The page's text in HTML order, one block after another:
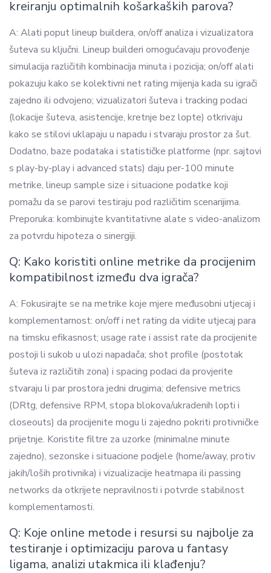
kreiranju optimalnih košarkaških parova?
A: Alati poput lineup buildera, on/off analiza i vizualizatora
šuteva su ključni. Lineup builderi omogućavaju provođenje
simulacija različitih kombinacija minuta i pozicija; on/off alati
pokazuju kako se kolektivni net rating mijenja kada su igrači
zajedno ili odvojeno; vizualizatori šuteva i tracking podaci
(lokacije šuteva, asistencije, kretnje bez lopte) otkrivaju
kako se stilovi uklapaju u napadu i stvaraju prostor za šut.
Dodatno, baze podataka i statističke platforme (npr. sajtovi
s play-by-play i advanced stats) daju per-100 minute
metrike, lineup sample size i situacione podatke koji
pomažu da se parovi testiraju pod različitim scenarijima.
Preporuka: kombinujte kvantitativne alate s video-analizom
za potvrdu hipoteza o sinergiji.
Q: Kako koristiti online metrike da procijenim
kompatibilnost između dva igrača?
A: Fokusirajte se na metrikе koje mjere međusobni utjecaj i
komplementarnost: on/off i net rating da vidite utjecaj para
na timsku efikasnost; usage rate i assist rate da procijenite
postoji li sukob u ulozi napadača; shot profile (postotak
šuteva iz različitih zona) i spacing podaci da provjerite
stvaraju li par prostora jedni drugima; defensive metrics
(DRtg, defensive RPM, stopa blokova/ukradenih lopti i
closeouts) da procijenite mogu li zajedno pokriti protivničke
prijetnje. Koristite filtre za uzorke (minimalne minute
zajedno), sezonske i situacione podjele (home/away, protiv
jakih/loših protivnika) i vizualizacije heatmapa ili passing
networks da otkrijete nepravilnosti i potvrde stabilnost
komplementarnosti.
Q: Koje online metode i resursi su najbolje za
testiranje i optimizaciju parova u fantasy
ligama, analizi utakmica ili klađenju?